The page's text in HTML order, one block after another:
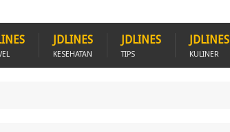
JDLINES
KESEHATAN
JDLINES
TIPS
JDLINES
KULINER